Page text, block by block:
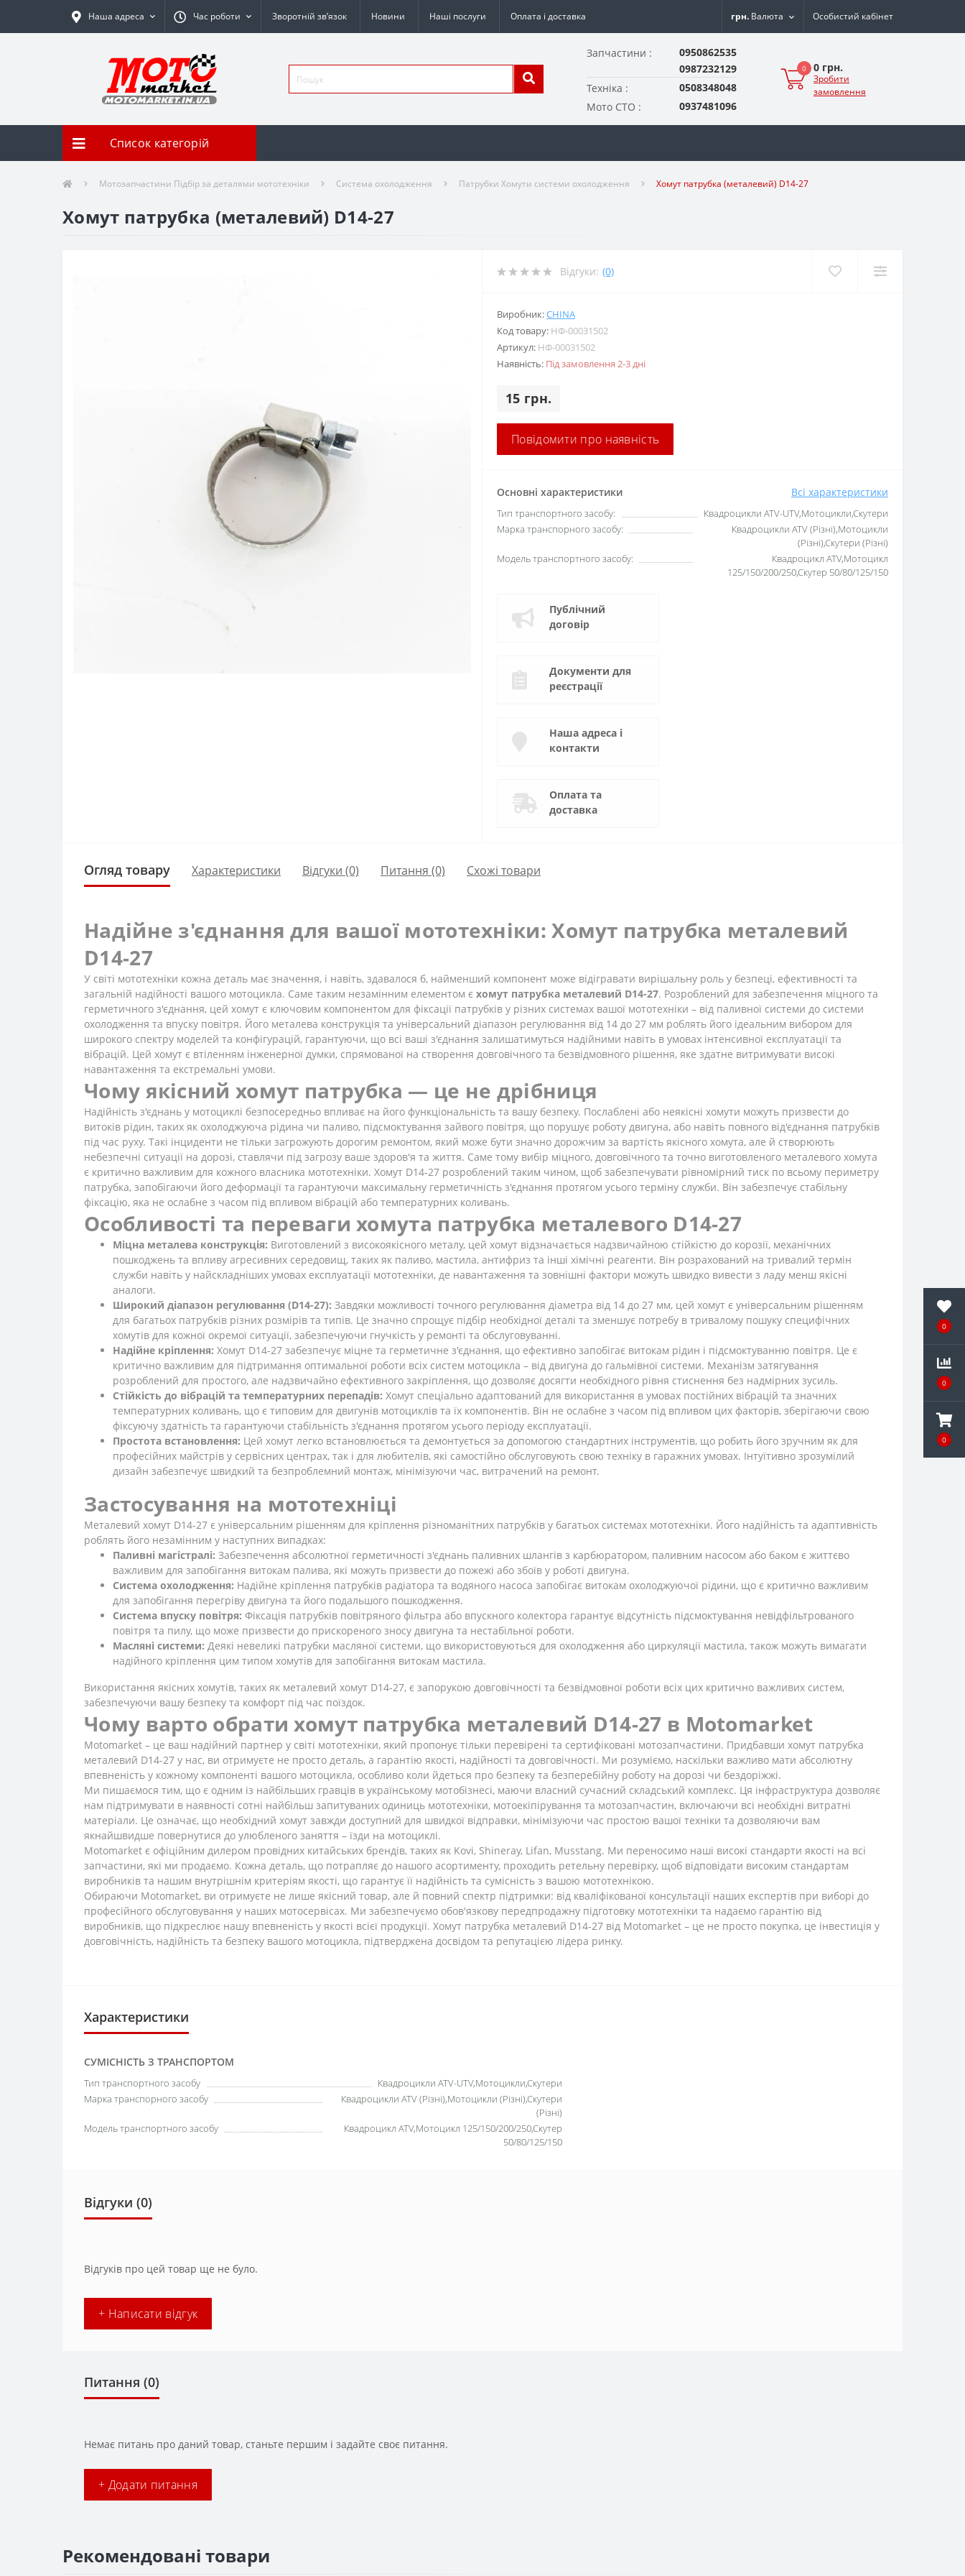
0
0
0
Наша адреса Час роботи Зворотній зв’язок Новини Наші послуги Оплата і доставка грн. Валюта Особистий кабінет
Запчастини :
0950862535
0987232129
Техніка :
0508348048
Мото СТО :
0937481096
0 0 грн.
Зробити
замовлення
Список категорій
Мотозапчастини Підбір за деталями мототехніки Система охолодження Патрубки Хомути системи охолодження Хомут патрубка (металевий) D14-27
Хомут патрубка (металевий) D14-27
Відгуки: (0)
Виробник:CHINA
Код товару: НФ-00031502
Артикул: НФ-00031502
Наявність: Під замовлення 2-3 дні
15 грн.
Повідомити про наявність
Основні характеристики Всі характеристики
Тип транспортного засобу:
Квадроцикли ATV-UTV,Мотоцикли,Скутери
Марка транспорного засобу:
Квадроцикли ATV (Різні),Мотоцикли
(Різні),Скутери (Різні)
Модель транспортного засобу:
Квадроцикл ATV,Мотоцикл
125/150/200/250,Скутер 50/80/125/150
Публічний
договір
Документи для
реєстрації
Наша адреса і
контакти
Оплата та
доставка
Огляд товару Характеристики Відгуки (0) Питання (0) Схожі товари
Надійне з'єднання для вашої мототехніки: Хомут патрубка металевий
D14-27
У світі мототехніки кожна деталь має значення, і навіть, здавалося б, найменший компонент може відігравати вирішальну роль у безпеці, ефективності та
загальній надійності вашого мотоцикла. Саме таким незамінним елементом є хомут патрубка металевий D14-27. Розроблений для забезпечення міцного та
герметичного з'єднання, цей хомут є ключовим компонентом для фіксації патрубків у різних системах вашої мототехніки – від паливної системи до системи
охолодження та впуску повітря. Його металева конструкція та універсальний діапазон регулювання від 14 до 27 мм роблять його ідеальним вибором для
широкого спектру моделей та конфігурацій, гарантуючи, що всі ваші з'єднання залишатимуться надійними навіть в умовах інтенсивної експлуатації та
вібрацій. Цей хомут є втіленням інженерної думки, спрямованої на створення довговічного та безвідмовного рішення, яке здатне витримувати високі
навантаження та екстремальні умови.
Чому якісний хомут патрубка — це не дрібниця
Надійність з'єднань у мотоциклі безпосередньо впливає на його функціональність та вашу безпеку. Послаблені або неякісні хомути можуть призвести до
витоків рідин, таких як охолоджуюча рідина чи паливо, підсмоктування зайвого повітря, що порушує роботу двигуна, або навіть повного від'єднання патрубків
під час руху. Такі інциденти не тільки загрожують дорогим ремонтом, який може бути значно дорожчим за вартість якісного хомута, але й створюють
небезпечні ситуації на дорозі, ставлячи під загрозу ваше здоров'я та життя. Саме тому вибір міцного, довговічного та точно виготовленого металевого хомута
є критично важливим для кожного власника мототехніки. Хомут D14-27 розроблений таким чином, щоб забезпечувати рівномірний тиск по всьому периметру
патрубка, запобігаючи його деформації та гарантуючи максимальну герметичність з'єднання протягом усього терміну служби. Він забезпечує стабільну
фіксацію, яка не ослабне з часом під впливом вібрацій або температурних коливань.
Особливості та переваги хомута патрубка металевого D14-27
Міцна металева конструкція: Виготовлений з високоякісного металу, цей хомут відзначається надзвичайною стійкістю до корозії, механічних
пошкоджень та впливу агресивних середовищ, таких як паливо, мастила, антифриз та інші хімічні реагенти. Він розрахований на тривалий термін
служби навіть у найскладніших умовах експлуатації мототехніки, де навантаження та зовнішні фактори можуть швидко вивести з ладу менш якісні
аналоги.
Широкий діапазон регулювання (D14-27): Завдяки можливості точного регулювання діаметра від 14 до 27 мм, цей хомут є універсальним рішенням
для багатьох патрубків різних розмірів та типів. Це значно спрощує підбір необхідної деталі та зменшує потребу в тривалому пошуку специфічних
хомутів для кожної окремої ситуації, забезпечуючи гнучкість у ремонті та обслуговуванні.
Надійне кріплення: Хомут D14-27 забезпечує міцне та герметичне з'єднання, що ефективно запобігає витокам рідин і підсмоктуванню повітря. Це є
критично важливим для підтримання оптимальної роботи всіх систем мотоцикла – від двигуна до гальмівної системи. Механізм затягування
розроблений для простого, але надзвичайно ефективного закріплення, що дозволяє досягти необхідного рівня стиснення без надмірних зусиль.
Стійкість до вібрацій та температурних перепадів: Хомут спеціально адаптований для використання в умовах постійних вібрацій та значних
температурних коливань, що є типовим для двигунів мотоциклів та їх компонентів. Він не ослабне з часом під впливом цих факторів, зберігаючи свою
фіксуючу здатність та гарантуючи стабільність з'єднання протягом усього періоду експлуатації.
Простота встановлення: Цей хомут легко встановлюється та демонтується за допомогою стандартних інструментів, що робить його зручним як для
професійних майстрів у сервісних центрах, так і для любителів, які самостійно обслуговують свою техніку в гаражних умовах. Інтуїтивно зрозумілий
дизайн забезпечує швидкий та безпроблемний монтаж, мінімізуючи час, витрачений на ремонт.
Застосування на мототехніці
Металевий хомут D14-27 є універсальним рішенням для кріплення різноманітних патрубків у багатьох системах мототехніки. Його надійність та адаптивність
роблять його незамінним у наступних випадках:
Паливні магістралі: Забезпечення абсолютної герметичності з'єднань паливних шлангів з карбюратором, паливним насосом або баком є життєво
важливим для запобігання витокам палива, які можуть призвести до пожежі або збоїв у роботі двигуна.
Система охолодження: Надійне кріплення патрубків радіатора та водяного насоса запобігає витокам охолоджуючої рідини, що є критично важливим
для запобігання перегріву двигуна та його подальшого пошкодження.
Система впуску повітря: Фіксація патрубків повітряного фільтра або впускного колектора гарантує відсутність підсмоктування невідфільтрованого
повітря та пилу, що може призвести до прискореного зносу двигуна та нестабільної роботи.
Масляні системи: Деякі невеликі патрубки масляної системи, що використовуються для охолодження або циркуляції мастила, також можуть вимагати
надійного кріплення цим типом хомутів для запобігання витокам мастила.
Використання якісних хомутів, таких як металевий хомут D14-27, є запорукою довговічності та безвідмовної роботи всіх цих критично важливих систем,
забезпечуючи вашу безпеку та комфорт під час поїздок.
Чому варто обрати хомут патрубка металевий D14-27 в Motomarket
Motomarket – це ваш надійний партнер у світі мототехніки, який пропонує тільки перевірені та сертифіковані мотозапчастини. Придбавши хомут патрубка
металевий D14-27 у нас, ви отримуєте не просто деталь, а гарантію якості, надійності та довговічності. Ми розуміємо, наскільки важливо мати абсолютну
впевненість у кожному компоненті вашого мотоцикла, особливо коли йдеться про безпеку та безперебійну роботу на дорозі чи бездоріжжі.
Ми пишаємося тим, що є одним із найбільших гравців в українському мотобізнесі, маючи власний сучасний складський комплекс. Ця інфраструктура дозволяє
нам підтримувати в наявності сотні найбільш запитуваних одиниць мототехніки, мотоекіпірування та мотозапчастин, включаючи всі необхідні витратні
матеріали. Це означає, що необхідний хомут завжди доступний для швидкої відправки, мінімізуючи час простою вашої техніки та дозволяючи вам
якнайшвидше повернутися до улюбленого заняття – їзди на мотоциклі.
Motomarket є офіційним дилером провідних китайських брендів, таких як Kovi, Shineray, Lifan, Musstang. Ми переносимо наші високі стандарти якості на всі
запчастини, які ми продаємо. Кожна деталь, що потрапляє до нашого асортименту, проходить ретельну перевірку, щоб відповідати високим стандартам
виробників та нашим внутрішнім критеріям якості, що гарантує її надійність та сумісність з вашою мототехнікою.
Обираючи Motomarket, ви отримуєте не лише якісний товар, але й повний спектр підтримки: від кваліфікованої консультації наших експертів при виборі до
професійного обслуговування у наших мотосервісах. Ми забезпечуємо обов'язкову передпродажну підготовку мототехніки та надаємо гарантію від
виробників, що підкреслює нашу впевненість у якості всієї продукції. Хомут патрубка металевий D14-27 від Motomarket – це не просто покупка, це інвестиція у
довговічність, надійність та безпеку вашого мотоцикла, підтверджена досвідом та репутацією лідера ринку.
Характеристики
СУМІСНІСТЬ З ТРАНСПОРТОМ
Тип транспортного засобу
Квадроцикли ATV-UTV,Мотоцикли,Скутери
Марка транспорного засобу
Квадроцикли ATV (Різні),Мотоцикли (Різні),Скутери
(Різні)
Модель транспортного засобу
Квадроцикл ATV,Мотоцикл 125/150/200/250,Скутер
50/80/125/150
Відгуки (0)
Відгуків про цей товар ще не було.
+ Написати відгук
Питання (0)
Немає питань про даний товар, станьте першим і задайте своє питання.
+ Додати питання
Рекомендовані товари